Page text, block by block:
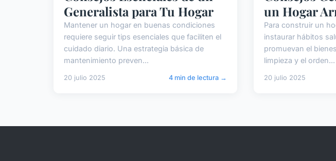
Generalista para Tu Hogar
Mantener un hogar en buenas condiciones
requiere seguir tips esenciales que faciliten el
cuidado diario. Una estrategia básica de
mantenimiento preven...
20 julio 2025 4 min de lectura →
un Hogar
Para construir un
instaurar hábitos
promuevan el
limpieza y el orden...
20 julio 2025